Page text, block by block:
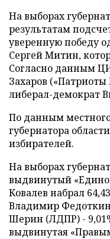
На выборах
результатам
уверенную победу
Сергей Митин,
Согласно данным
Захаров («Патриоты
либерал-демократ
По данным
губернатора
избирателей.
На выборах
выдвинутый
Ковалев набрал
Владимир
Шерин (ЛДПР) -
выдвинутая